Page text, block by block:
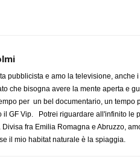
pubblicista e amo la televisione, anche
che bisogna avere la mente aperta e
per un bel documentario, un tempo
il GF Vip. Potrei riguardare all'infinito le
Divisa fra Emilia Romagna e Abruzzo,
il mio habitat naturale è la spiaggia.